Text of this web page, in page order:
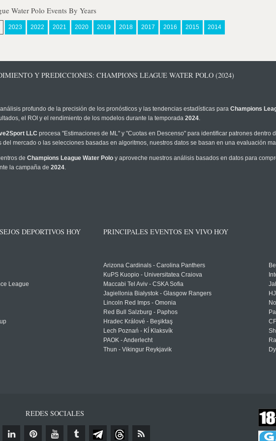
Water Polo Events By Years
2023 2022 2021 2020 2019 2018 2017 2016 2015 2014
Y PREDICCIONES: CHAMPIONS LEAGUE WATER POLO (2024)
profundo de la precisión de los pronósticos y las tendencias estadísticas para Champions
el ROI y el rendimiento de los modelos durante la temporada 2024.
LLC procesa "Estimaciones de ML" y "Cuotas en Descenso" para identificar patrones dentro
mercado o las selecciones basadas en algoritmos, nuestros datos se basan en una evaluación
de Champions League Water Polo y aproveche nuestros análisis basados en datos para
la campaña de 2024.
DEPORTIVOS HOY
League
PRINCIPALES EVENTOS EN VIVO HOY
Arizona Cardinals - Carolina Panthers
KuPS Kuopio - Universitatea Craiova
Maccabi Tel Aviv - CSKA Sofia
Jagiellonia Białystok - Glasgow Rangers
Lincoln Red Imps - Omonia
Red Bull Salzburg - Paphos
Hradec Králové - Beşiktaş
Lech Poznań - KÍ Klaksvík
PAOK - Anderlecht
Thun - Vikingur Reykjavik
REDES SOCIALES